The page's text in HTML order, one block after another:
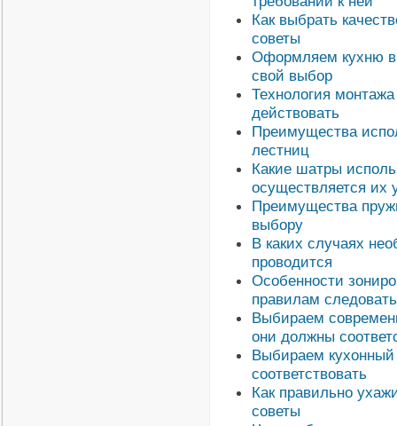
Как выбрать
советы
Оформляем кухню в
свой выбор
Технология
действовать
Преимущества
лестниц
Какие шатры
осуществляется их
Преимущества
выбору
В каких случаях
проводится
Особенности
правилам следовать
Выбираем
они должны
Выбираем
соответствовать
Как правильно
советы